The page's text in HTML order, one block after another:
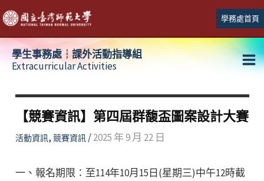
跳
至
主
學務處首頁
學生事務處┆課外活動指導組
Extracurricular Activities
【競賽資訊】第四屆群馥盃圖案設計大賽
活動資訊, 競賽資訊/2025 年 9 月 22 日
一、報名期限：至114年10月15日(星期三)中午12時截